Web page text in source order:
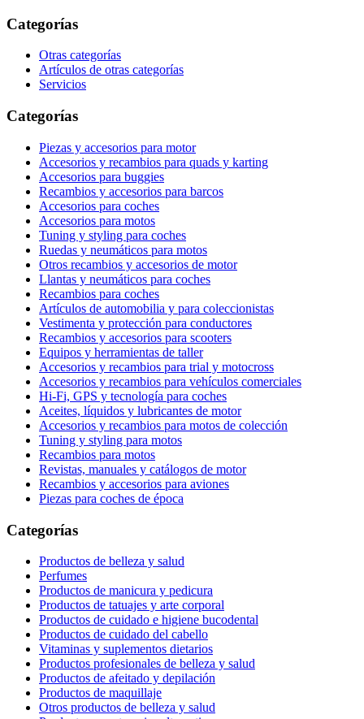
Categorías
Otras categorías
Artículos de otras categorías
Servicios
Categorías
Piezas y accesorios para motor
Accesorios y recambios para quads y karting
Accesorios para buggies
Recambios y accesorios para barcos
Accesorios para coches
Accesorios para motos
Tuning y styling para coches
Ruedas y neumáticos para motos
Otros recambios y accesorios de motor
Llantas y neumáticos para coches
Recambios para coches
Artículos de automobilia y para coleccionistas
Vestimenta y protección para conductores
Recambios y accesorios para scooters
Equipos y herramientas de taller
Accesorios y recambios para trial y motocross
Accesorios y recambios para vehículos comerciales
Hi-Fi, GPS y tecnología para coches
Aceites, líquidos y lubricantes de motor
Accesorios y recambios para motos de colección
Tuning y styling para motos
Recambios para motos
Revistas, manuales y catálogos de motor
Recambios y accesorios para aviones
Piezas para coches de época
Categorías
Productos de belleza y salud
Perfumes
Productos de manicura y pedicura
Productos de tatuajes y arte corporal
Productos de cuidado e higiene bucodental
Productos de cuidado del cabello
Vitaminas y suplementos dietarios
Productos profesionales de belleza y salud
Productos de afeitado y depilación
Productos de maquillaje
Otros productos de belleza y salud